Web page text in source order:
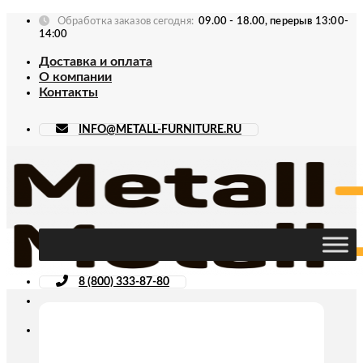
Skip
Обработка заказов сегодня: 09.00 - 18.00, перерыв 13:00-
14:00
Доставка и оплата
О компании
Контакты
INFO@METALL-FURNITURE.RU
8 (800) 333-87-80